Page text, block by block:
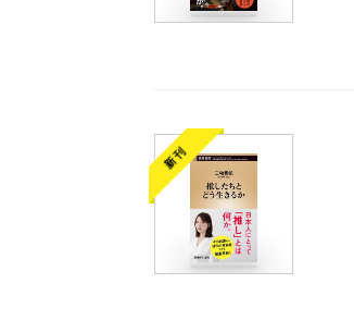
新刊